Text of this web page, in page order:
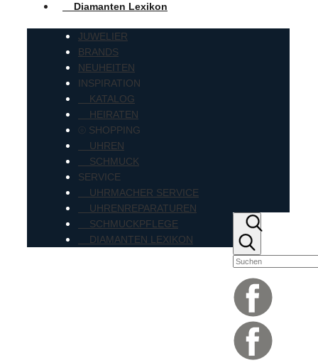
Diamanten Lexikon
JUWELIER
BRANDS
NEUHEITEN
INSPIRATION
KATALOG
HEIRATEN
⦾ SHOPPING
UHREN
SCHMUCK
SERVICE
UHRMACHER SERVICE
UHRENREPARATUREN
SCHMUCKPFLEGE
DIAMANTEN LEXIKON